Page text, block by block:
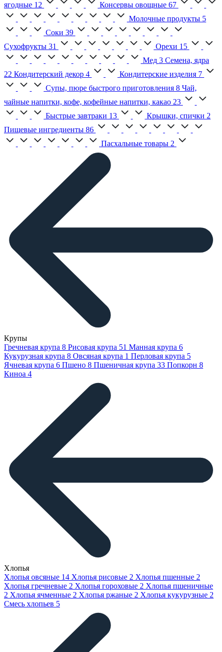
ягодные 12 Консервы овощные 67
Молочные продукты 5
Соки 39
Сухофрукты 31 Орехи 15
Мед 3 Семена, ядра
22 Кондитерский декор 4 Кондитерские изделия 7
Супы, пюре быстрого приготовления 8 Чай,
чайные напитки, кофе, кофейные напитки, какао 23
Быстрые завтраки 13 Крышки, спички 2
Пищевые ингредиенты 86
Пасхальные товары 2
Крупы
Гречневая крупа 8 Рисовая крупа 51 Манная крупа 6
Кукурузная крупа 8 Овсяная крупа 1 Перловая крупа 5
Ячневая крупа 6 Пшено 8 Пшеничная крупа 33 Попкорн 8
Киноа 4
Хлопья
Хлопья овсяные 14 Хлопья рисовые 2 Хлопья пшенные 2
Хлопья гречневые 2 Хлопья гороховые 2 Хлопья пшеничные
2 Хлопья ячменные 2 Хлопья ржаные 2 Хлопья кукурузные 2
Смесь хлопьев 5